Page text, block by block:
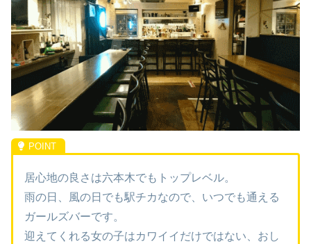
居心地の良さは六本木でもトップレベル。
雨の日、風の日でも駅チカなので、いつでも通える
ガールズバーです。
迎えてくれる女の子はカワイイだけではない、おし